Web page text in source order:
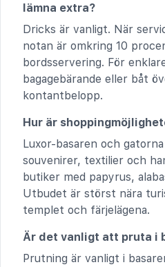
lämna extra?
Dricks är vanligt. När
notan är omkring 10
bordsservering. För
bagagebärande eller båt
kontantbelopp.
Hur är
Luxor-basaren och
souvenirer, textilier och
butiker med papyrus,
Utbudet är störst nära
templet och färjelägena.
Är det vanligt att pruta i
Prutning är vanligt i